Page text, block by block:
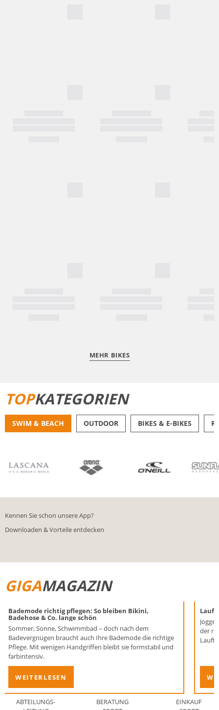
MEHR BIKES
TOPKATEGORIEN
SWIM & BEACH OUTDOOR BIKES & E-BIKES
Kennen Sie schon unsere App?
Downloaden & Vorteile entdecken
GIGAMAGAZIN
Bademode richtig pflegen: So bleiben Bikini,
Badehose & Co. lange schön
Sommer, Sonne, Schwimmbad – doch nach dem
Badevergnügen braucht auch Ihre Bademode die richtige
Pflege. Mit wenigen Handgriffen bleibt sie formstabil und
farbintensiv.
WEITERLESEN
der
ABTEILUNGS-
BERATUNG
EINKAUF